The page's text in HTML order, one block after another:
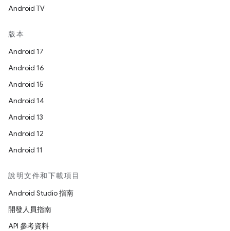
Android TV
版本
Android 17
Android 16
Android 15
Android 14
Android 13
Android 12
Android 11
說明文件和下載項目
Android Studio 指南
開發人員指南
API 參考資料